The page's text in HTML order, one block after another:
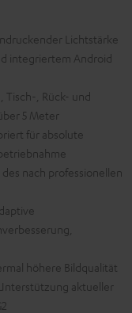
Lichtstärke
integriertem Android
Tisch-, Rück- und
5 Meter
für absolute
nach professionellen
höhere Bildqualität
aktueller